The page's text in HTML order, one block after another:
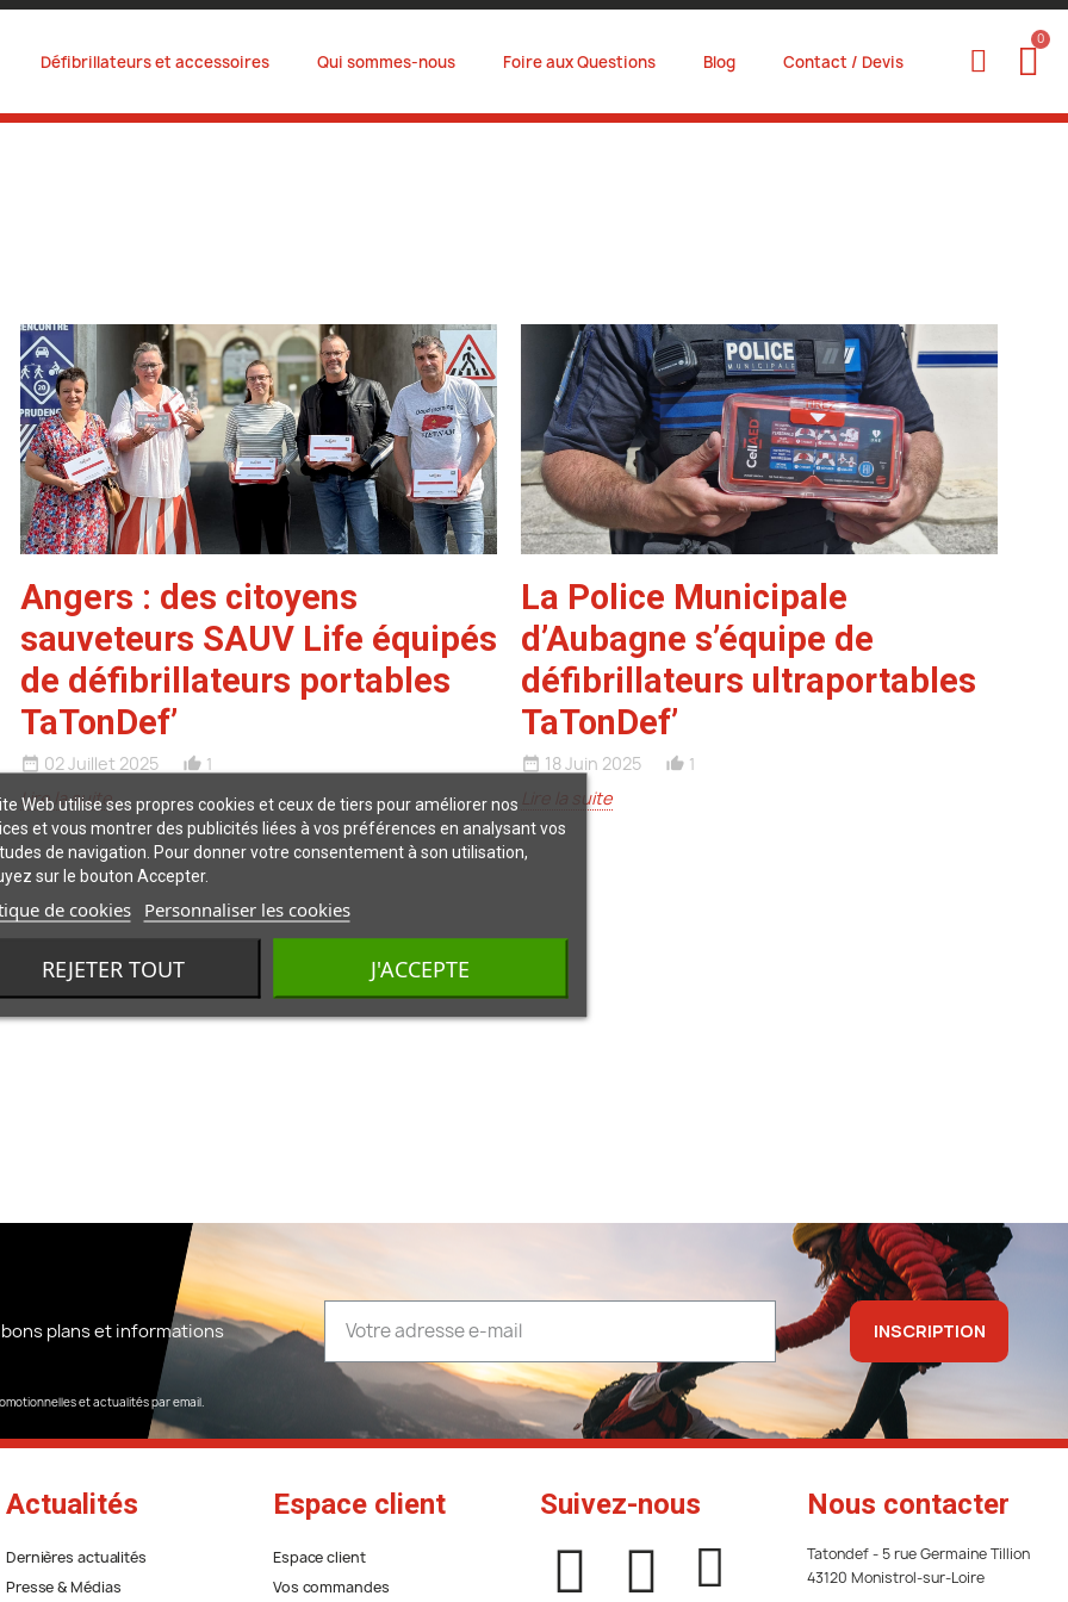
Défibrillateurs et accessoires Qui sommes-nous Foire aux Questions Blog Contact / Devis
Angers : des citoyens
sauveteurs SAUV Life équipés
de défibrillateurs portables
TaTonDef’
date_range 02 Juillet 2025 thumb_up_alt 1
Lire la suite
La Police Municipale
d’Aubagne s’équipe de
défibrillateurs ultraportables
TaTonDef’
date_range 18 Juin 2025 thumb_up_alt 1
Lire la suite
plans et informations
et actualités par email.
INSCRIPTION
Actualités
Dernières actualités
Presse & Médias
Espace client
Espace client
Vos commandes
Suivez-nous Nous contacter
Tatondef - 5 rue Germaine Tillion
43120 Monistrol-sur-Loire
Web utilise ses propres cookies et ceux de tiers pour améliorer nos
et vous montrer des publicités liées à vos préférences en analysant vos
de navigation. Pour donner votre consentement à son utilisation,
sur le bouton Accepter.
de cookies Personnaliser les cookies
REJETER TOUT J'ACCEPTE